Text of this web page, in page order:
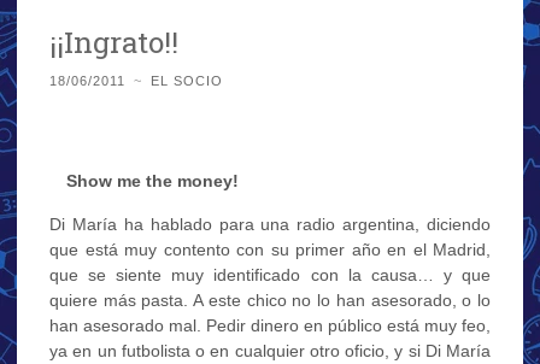
¡¡Ingrato!!
18/06/2011 ~ EL SOCIO
Show me the money!
Di María ha hablado para una radio argentina, diciendo
que está muy contento con su primer año en el Madrid,
que se siente muy identificado con la causa… y que
quiere más pasta. A este chico no lo han asesorado, o lo
han asesorado mal. Pedir dinero en público está muy feo,
ya en un futbolista o en cualquier otro oficio, y si Di María